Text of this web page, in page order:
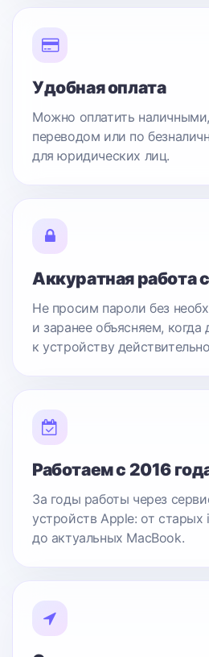
Удобная оплата
Можно оплатить
переводом или по
для юридических лиц.
Аккуратная работа
Не просим пароли без
и заранее объясняем, когда
к устройству
Работаем с 2016
За годы работы через
устройств Apple: от старых
до актуальных MacBook.